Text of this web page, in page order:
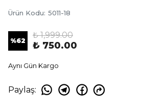
Ürün Kodu: 5011-18
%62
₺ 1,999.00
₺ 750.00
Aynı Gün Kargo
Paylaş: